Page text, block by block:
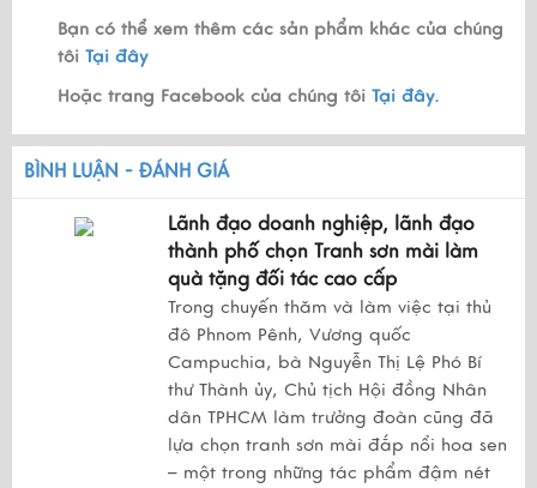
Bạn có thể xem thêm các sản phẩm khác của chúng
tôi Tại đây
Hoặc trang Facebook của chúng tôi Tại đây.
BÌNH LUẬN - ĐÁNH GIÁ
Lãnh đạo doanh nghiệp, lãnh đạo
thành phố chọn Tranh sơn mài làm
quà tặng đối tác cao cấp
Trong chuyến thăm và làm việc tại thủ
đô Phnom Pênh, Vương quốc
Campuchia, bà Nguyễn Thị Lệ Phó Bí
thư Thành ủy, Chủ tịch Hội đồng Nhân
dân TPHCM làm trưởng đoàn cũng đã
lựa chọn tranh sơn mài đắp nổi hoa sen
– một trong những tác phẩm đậm nét